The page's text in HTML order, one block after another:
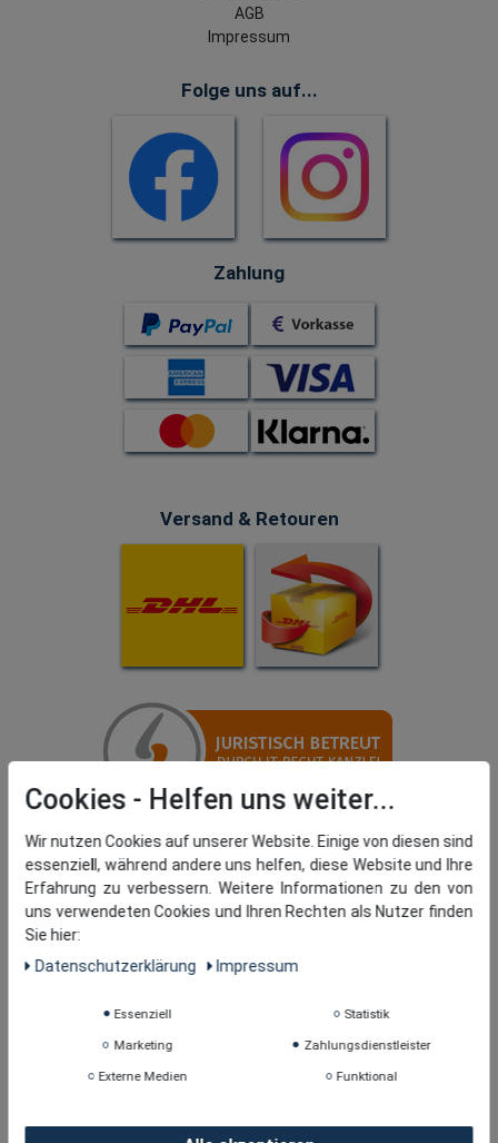
AGB
Impressum
Folge uns auf...
Zahlung
Versand & Retouren
Cookies
Wir nutzen Cookies auf unserer Website. Einige von diesen sind
essenziell, während andere uns helfen, diese Website und Ihre
Erfahrung zu verbessern. Weitere Informationen zu den von
uns verwendeten Cookies und Ihren Rechten als Nutzer finden
Sie hier:
Daten­schutz­erklärung
Impressum
Essenziell Statistik
Marketing Zahlungsdienstleister
Externe Medien Funktional